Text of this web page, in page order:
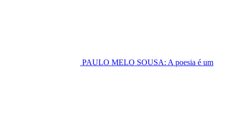
PAULO MELO SOUSA: A poesia é um